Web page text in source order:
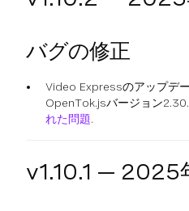
バグの修正
Video Expressのアップデ
OpenTok.jsバージョン
れた問題.
v1.10.1 — 2025